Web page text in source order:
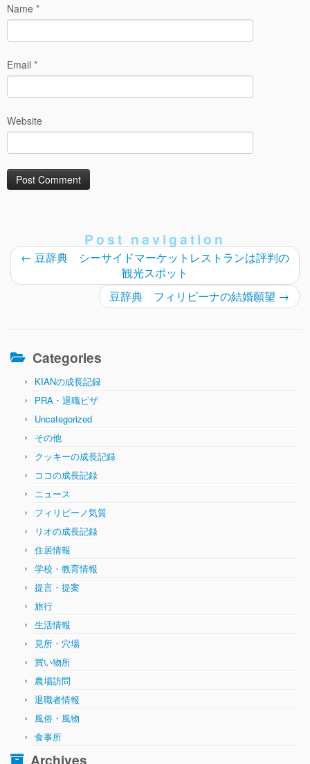
Name *
Email *
Website
Post navigation
← 豆辞典 シーサイドマーケットレストランは評判の
観光スポット
豆辞典 フィリピーナの結婚願望 →
Categories
KIANの成長記録
PRA・退職ビザ
Uncategorized
その他
クッキーの成長記録
ココの成長記録
ニュース
フィリピーノ気質
リオの成長記録
住居情報
学校・教育情報
提言・提案
旅行
生活情報
見所・穴場
買い物所
農場訪問
退職者情報
風俗・風物
食事所
Archives